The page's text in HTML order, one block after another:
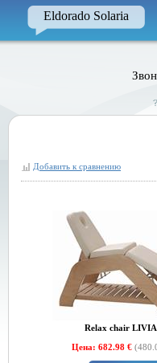
Eldorado Solaria
Добавить к сравнению
Relax chair
Цена: 682.98 €